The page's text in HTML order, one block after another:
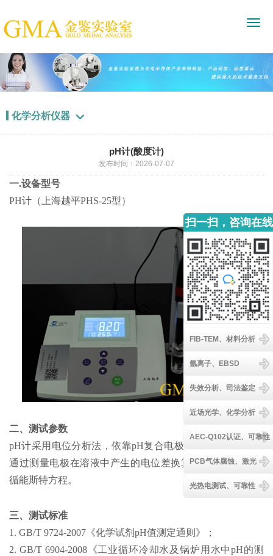
化学分析仪器 
pH计(酸度计)
发布时间：2026-07-07
一.设备型号
PH计（上海越平PHS-25型）
二、测试参数
pH计采用电位分析法，依靠pH复合电极作为感应传感器，
通过测量电极在溶液中产生的电位差换算出pH值，核心遵
循能斯特方程。
三、测试标准
1. GB/T 9724-2007《化学试剂pH值测定通则》；
2. GB/T 6904-2008《工业循环冷却水及锅炉用水中pH的测
扫一扫，咨询在线
客服
FIB-TEM、材料分析
氩离子、EBSD
失效分析、司法鉴定
近场光学、化学分析
AEC-Q102认证、可靠性
PCB气体腐蚀、激光
光热电测试、可靠性